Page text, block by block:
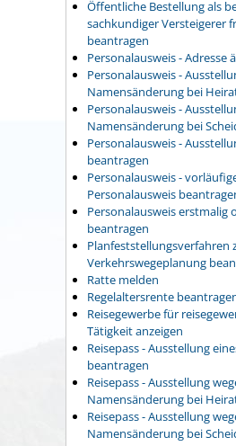
Öffentliche Bestellung als
sachkundiger Versteigerer
beantragen
Personalausweis - Adresse
Personalausweis -
Namensänderung bei
Personalausweis -
Namensänderung bei
Personalausweis -
beantragen
Personalausweis -
Personalausweis
Personalausweis erstmalig
beantragen
Planfeststellungsverfahren
Verkehrswegeplanung
Ratte melden
Regelaltersrente
Reisegewerbe für
Tätigkeit anzeigen
Reisepass - Ausstellung
beantragen
Reisepass - Ausstellung
Namensänderung bei
Reisepass - Ausstellung
Namensänderung bei